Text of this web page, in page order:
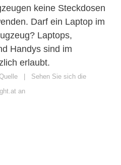
keine Steckdosen
Darf ein Laptop im
Laptops,
Handys sind im
erlaubt.
| Sehen Sie sich die
an